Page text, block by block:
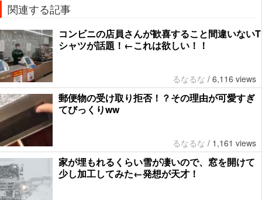
関連する記事
コンビニの店員さんが歓喜すること間違いないT
シャツが話題！←これは欲しい！！
るなるな / 6,116 views
郵便物の受け取り拒否！？その理由が可愛すぎ
てびっくりww
るなるな / 1,161 views
家が埋もれるくらい雪が凄いので、窓を開けて
少し加工してみた←発想が天才！